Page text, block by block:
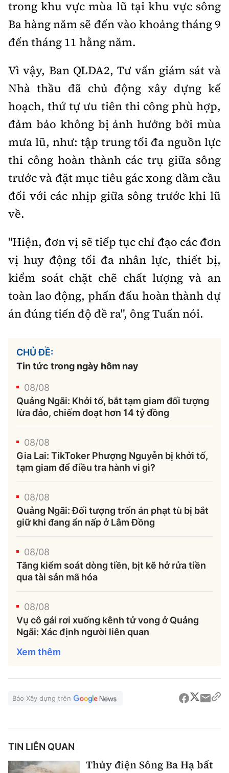
trong khu vực mùa lũ tại khu vực sông
Ba hàng năm sẽ đến vào khoảng tháng 9
đến tháng 11 hằng năm.
Vì vậy, Ban QLDA2, Tư vấn giám sát và
Nhà thầu đã chủ động xây dựng kế
hoạch, thứ tự ưu tiên thi công phù hợp,
đảm bảo không bị ảnh hưởng bởi mùa
mưa lũ, như: tập trung tối đa nguồn lực
thi công hoàn thành các trụ giữa sông
trước và đặt mục tiêu gác xong dầm cầu
đối với các nhịp giữa sông trước khi lũ
về.
"Hiện, đơn vị sẽ tiếp tục chỉ đạo các đơn
vị huy động tối đa nhân lực, thiết bị,
kiểm soát chặt chẽ chất lượng và an
toàn lao động, phấn đấu hoàn thành dự
án đúng tiến độ đề ra", ông Tuấn nói.
CHỦ ĐỀ:
Tin tức trong ngày hôm nay
08/08
Quảng Ngãi: Khởi tố, bắt tạm giam đối tượng
lừa đảo, chiếm đoạt hơn 14 tỷ đồng
08/08
Gia Lai: TikToker Phượng Nguyễn bị khởi tố,
tạm giam để điều tra hành vi gì?
08/08
Quảng Ngãi: Đối tượng trốn án phạt tù bị bắt
giữ khi đang ẩn nấp ở Lâm Đồng
08/08
Tăng kiểm soát dòng tiền, bịt kẽ hở rửa tiền
qua tài sản mã hóa
08/08
Vụ cô gái rơi xuống kênh tử vong ở Quảng
Ngãi: Xác định người liên quan
Xem thêm
Báo Xây dựng trên
TIN LIÊN QUAN
Thủy điện Sông Ba Hạ bất